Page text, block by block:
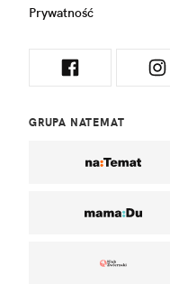
Prywatność
GRUPA NATEMAT